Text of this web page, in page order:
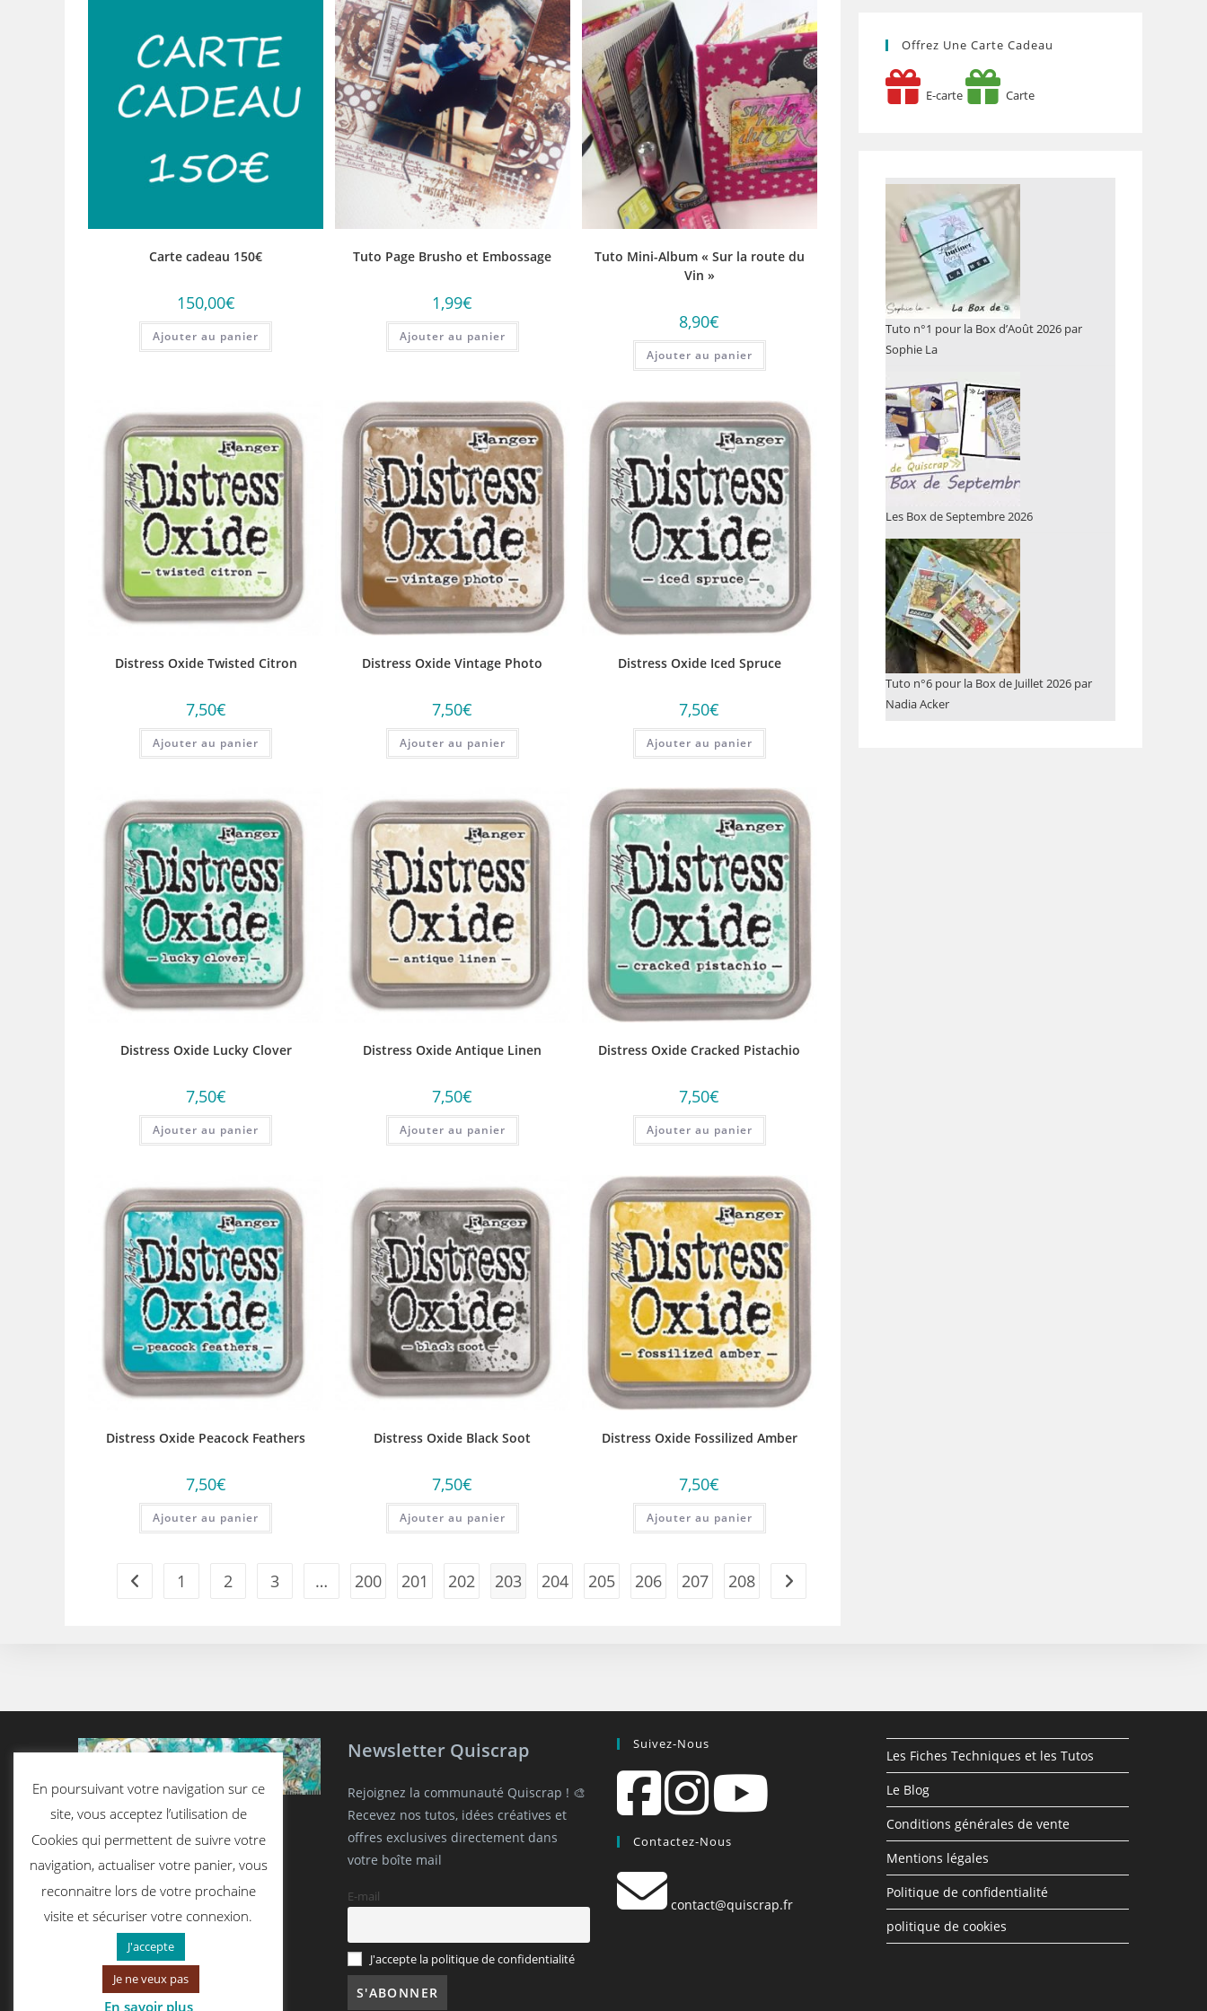
Carte cadeau 150€
150,00€
Ajouter au panier
Tuto Page Brusho et Embossage
1,99€
Ajouter au panier
Tuto Mini-Album « Sur la route du
Vin »
8,90€
Ajouter au panier
Distress Oxide Twisted Citron
7,50€
Ajouter au panier
Distress Oxide Vintage Photo
7,50€
Ajouter au panier
Distress Oxide Iced Spruce
7,50€
Ajouter au panier
Distress Oxide Lucky Clover
7,50€
Ajouter au panier
Distress Oxide Antique Linen
7,50€
Ajouter au panier
Distress Oxide Cracked Pistachio
7,50€
Ajouter au panier
Distress Oxide Peacock Feathers
7,50€
Ajouter au panier
Distress Oxide Black Soot
7,50€
Ajouter au panier
Distress Oxide Fossilized Amber
7,50€
Ajouter au panier
1 2 3 … 200 201 202 203 204 205 206 207 208
Offrez Une Carte Cadeau
E-carte Carte
Tuto n°1 pour la Box d’Août 2026 par
Sophie La
Les Box de Septembre 2026
Tuto n°6 pour la Box de Juillet 2026 par
Nadia Acker
Newsletter Quiscrap
Rejoignez la communauté Quiscrap ! 🎨
Recevez nos tutos, idées créatives et
offres exclusives directement dans
votre boîte mail
E-mail
J'accepte la politique de confidentialité
Suivez-Nous
Contactez-Nous
contact@quiscrap.fr
Les Fiches Techniques et les Tutos
Le Blog
Conditions générales de vente
Mentions légales
Politique de confidentialité
politique de cookies
En poursuivant votre navigation sur ce
site, vous acceptez l’utilisation de
Cookies qui permettent de suivre votre
navigation, actualiser votre panier, vous
reconnaitre lors de votre prochaine
visite et sécuriser votre connexion.
J'accepte
Je ne veux pas
En savoir plus